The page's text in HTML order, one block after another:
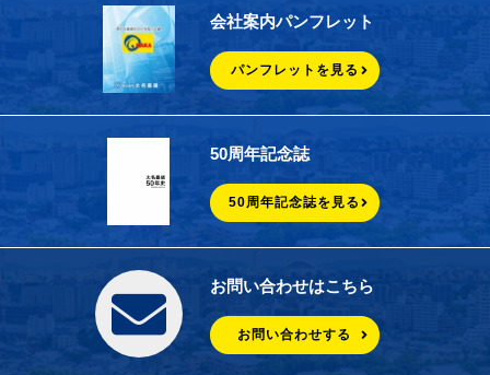
会社案内パンフレット
パンフレットを見る
50周年記念誌
50周年記念誌を見る
お問い合わせはこちら
お問い合わせする